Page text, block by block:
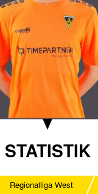
STATISTIK
Regionalliga West